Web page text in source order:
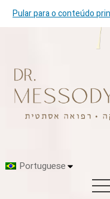
Pular para o conteúdo
Portuguese